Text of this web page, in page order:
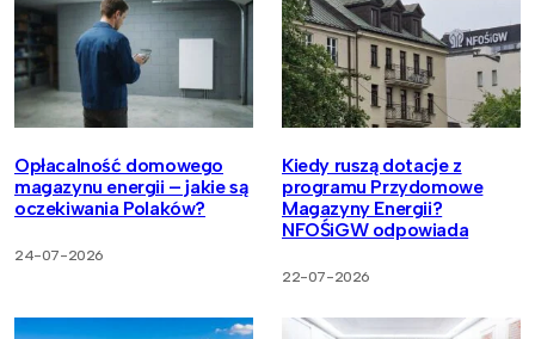
Opłacalność domowego
magazynu energii – jakie są
oczekiwania Polaków?
24-07-2026
Kiedy ruszą dotacje z
programu Przydomowe
Magazyny Energii?
NFOŚiGW odpowiada
22-07-2026